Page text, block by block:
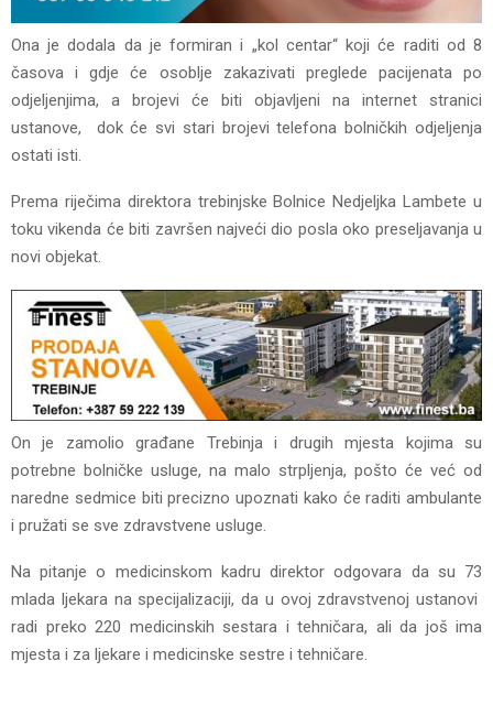
Ona je dodala da je formiran i „kol centar“ koji će raditi od 8
časova i gdje će osoblje zakazivati preglede pacijenata po
odjeljenjima, a brojevi će biti objavljeni na internet stranici
ustanove, dok će svi stari brojevi telefona bolničkih odjeljenja
ostati isti.
Prema riječima direktora trebinjske Bolnice Nedjeljka Lambete u
toku vikenda će biti završen najveći dio posla oko preseljavanja u
novi objekat.
On je zamolio građane Trebinja i drugih mjesta kojima su
potrebne bolničke usluge, na malo strpljenja, pošto će već od
naredne sedmice biti precizno upoznati kako će raditi ambulante
i pružati se sve zdravstvene usluge.
Na pitanje o medicinskom kadru direktor odgovara da su 73
mlada ljekara na specijalizaciji, da u ovoj zdravstvenoj ustanovi
radi preko 220 medicinskih sestara i tehničara, ali da još ima
mjesta i za ljekare i medicinske sestre i tehničare.